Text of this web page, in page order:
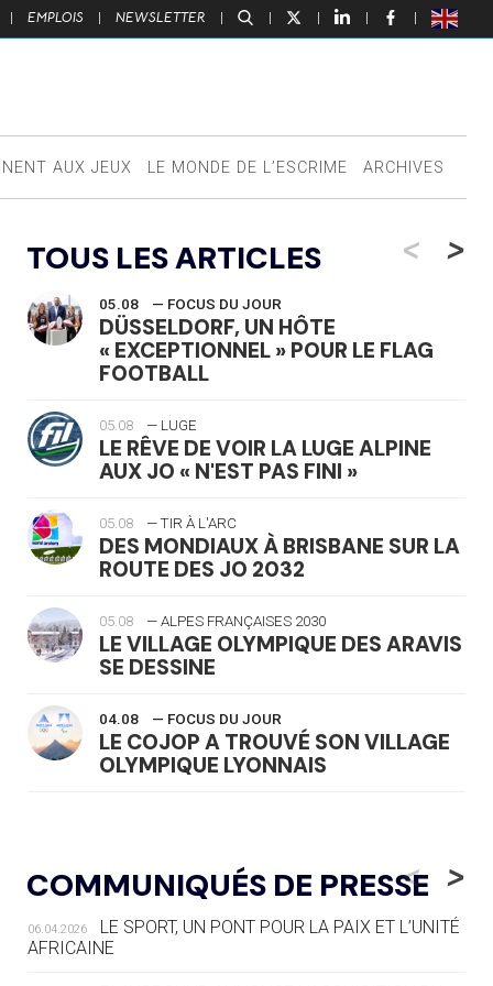
| EMPLOIS | NEWSLETTER | | | | |
AUX JEUX LE MONDE DE L’ESCRIME ARCHIVES
TOUS LES ARTICLES <
05.08 — FOCUS DU JOUR
DÜSSELDORF, UN HÔTE
« EXCEPTIONNEL » POUR LE FLAG
FOOTBALL
05.08 — LUGE
LE RÊVE DE VOIR LA LUGE ALPINE
AUX JO « N'EST PAS FINI »
05.08 — TIR À L'ARC
DES MONDIAUX À BRISBANE SUR LA
ROUTE DES JO 2032
05.08 — ALPES FRANÇAISES 2030
LE VILLAGE OLYMPIQUE DES ARAVIS
SE DESSINE
04.08 — FOCUS DU JOUR
LE COJOP A TROUVÉ SON VILLAGE
OLYMPIQUE LYONNAIS
« L'ALLEMAGNE PEUT DÉMONTRER
COMMENT ORGANISER DES JO
RESPONSABLES »
04.08
>
COMMUNIQUÉS DE PRESSE
<
06.04.2026
LE SPORT, UN PONT POUR LA PAIX ET L’UNITÉ
AFRICAINE
>